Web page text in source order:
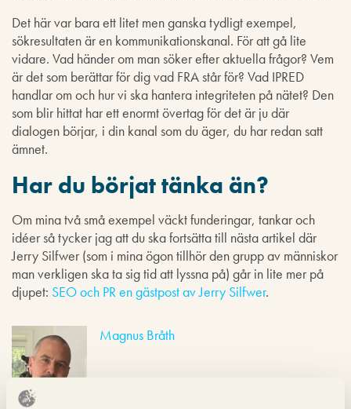
Det här var bara ett litet men ganska tydligt exempel,
sökresultaten är en kommunikationskanal. För att gå lite
vidare. Vad händer om man söker efter aktuella frågor? Vem
är det som berättar för dig vad FRA står för? Vad IPRED
handlar om och hur vi ska hantera integriteten på nätet? Den
som blir hittat har ett enormt övertag för det är ju där
dialogen börjar, i din kanal som du äger, du har redan satt
ämnet.
Har du börjat tänka än?
Om mina två små exempel väckt funderingar, tankar och
idéer så tycker jag att du ska fortsätta till nästa artikel där
Jerry Silfwer (som i mina ögon tillhör den grupp av människor
man verkligen ska ta sig tid att lyssna på) går in lite mer på
djupet: SEO och PR en gästpost av Jerry Silfwer.
Magnus Bråth